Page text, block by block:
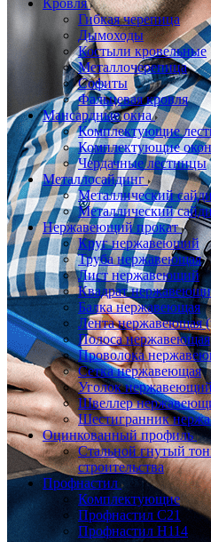
Кровля
Гибкая черепица
Дымоходы
Костыли кровельные
Металлочерепица
Софиты
Фальцевая кровля
Мансардные окна
Комплектующие
Комплектующие окон
Чердачные лестницы
Металлосайдинг
Металлический
Металлический
Нержавеющий прокат
Круг нержавеющий
Труба нержавеющая
Лист нержавеющий
Квадрат
Балка нержавеющая
Лента нержавеющая
Полоса нержавеющая
Проволока
Сетка нержавеющая
Уголок
Швеллер
Шестигранник
Оцинкованный профиль
Стальной гнутый
строительства
Профнастил
Комплектующие
Профнастил C21
Профнастил Н114